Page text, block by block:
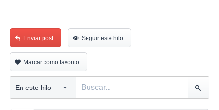
Enviar post Seguir este hilo
Marcar como favorito